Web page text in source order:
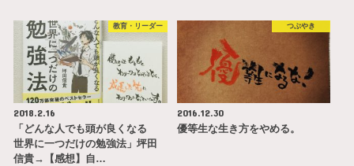
教育・リーダー
2018.2.16
「どんな人でも頭が良くなる
世界に一つだけの勉強法」坪田
信貴→【感想】自…
つぶやき
2016.12.30
優等生な生き方をやめる。